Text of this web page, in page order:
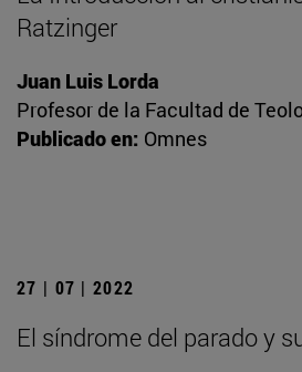
Ratzinger
Juan Luis Lorda
Profesor de la Facultad de
Publicado en: Omnes
27 | 07 | 2022
El síndrome del parado y